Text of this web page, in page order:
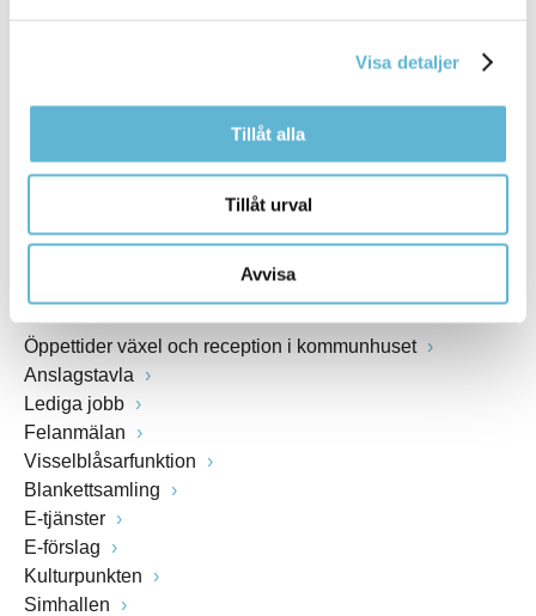
Visa detaljer
Tillåt alla
Tillåt urval
Avvisa
Fax: 0456-82 22 00
Öppettider växel och reception i kommunhuset
Anslagstavla
Lediga jobb
Felanmälan
Visselblåsarfunktion
Blankettsamling
E-tjänster
E-förslag
Kulturpunkten
Simhallen